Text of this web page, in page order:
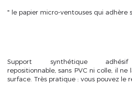
" le papier micro-ventouses qui adhère
Support synthétique
repositionnable, sans PVC ni colle, il ne
surface. Très pratique : vous pouvez le